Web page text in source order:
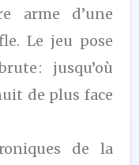
arme d’une
Le jeu pose
: jusqu’où
de plus face
de la